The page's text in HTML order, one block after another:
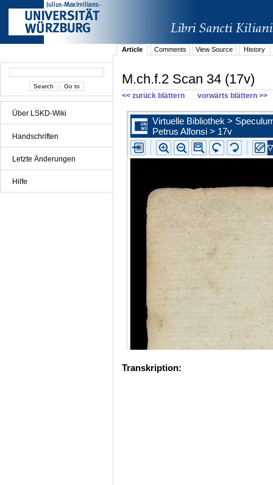
Über LSKD-Wiki
Handschriften
Letzte Änderungen
Hilfe
Article Comments View Source History
M.ch.f.2 Scan 34 (17v)
<< zurück blättern vorwärts blättern >>
Transkription: